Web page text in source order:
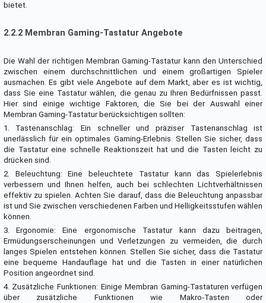
bietet.
2.2.2 Membran Gaming-Tastatur Angebote
Die Wahl der richtigen Membran Gaming-Tastatur kann den Unterschied
zwischen einem durchschnittlichen und einem großartigen Spieler
ausmachen. Es gibt viele Angebote auf dem Markt, aber es ist wichtig,
dass Sie eine Tastatur wählen, die genau zu Ihren Bedürfnissen passt.
Hier sind einige wichtige Faktoren, die Sie bei der Auswahl einer
Membran Gaming-Tastatur berücksichtigen sollten:
1. Tastenanschlag: Ein schneller und präziser Tastenanschlag ist
unerlässlich für ein optimales Gaming-Erlebnis. Stellen Sie sicher, dass
die Tastatur eine schnelle Reaktionszeit hat und die Tasten leicht zu
drücken sind.
2. Beleuchtung: Eine beleuchtete Tastatur kann das Spielerlebnis
verbessern und Ihnen helfen, auch bei schlechten Lichtverhältnissen
effektiv zu spielen. Achten Sie darauf, dass die Beleuchtung anpassbar
ist und Sie zwischen verschiedenen Farben und Helligkeitsstufen wählen
können.
3. Ergonomie: Eine ergonomische Tastatur kann dazu beitragen,
Ermüdungserscheinungen und Verletzungen zu vermeiden, die durch
langes Spielen entstehen können. Stellen Sie sicher, dass die Tastatur
eine bequeme Handauflage hat und die Tasten in einer natürlichen
Position angeordnet sind.
4. Zusätzliche Funktionen: Einige Membran Gaming-Tastaturen verfügen
über zusätzliche Funktionen wie Makro-Tasten oder